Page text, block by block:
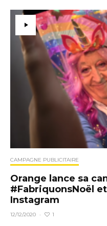
CAMPAGNE PUBLICITAIRE
Orange lance sa
#FabriquonsNoël
Instagram
12/12/2020 · 1